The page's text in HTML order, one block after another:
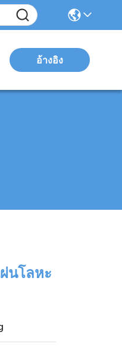
อ้างอิง
นโลหะ